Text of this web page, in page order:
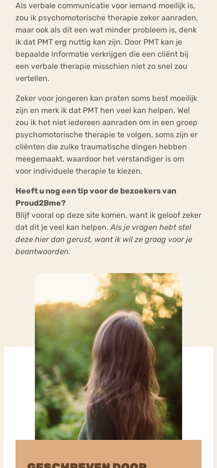
Als verbale communicatie voor iemand moeilijk is,
zou ik psychomotorische therapie zeker aanraden,
maar ook als dit een wat minder probleem is, denk
ik dat PMT erg nuttig kan zijn. Door PMT kan je
bepaalde informatie verkrijgen die een cliënt bij
een verbale therapie misschien niet zo snel zou
vertellen.
Zeker voor jongeren kan praten soms best moeilijk
zijn en merk ik dat PMT hen veel kan helpen. Wel
zou ik het niet iedereen aanraden om in een groep
psychomotorische therapie te volgen, soms zijn er
cliënten die zulke traumatische dingen hebben
meegemaakt, waardoor het verstandiger is om
voor individuele therapie te kiezen.
Heeft u nog een tip voor de bezoekers van
Proud2Bme?
Blijf vooral op deze site komen, want ik geloof zeker
dat dit je veel kan helpen.Als je vragen hebt stel
deze hier dan gerust, want ik wil ze graag voor je
beantwoorden.